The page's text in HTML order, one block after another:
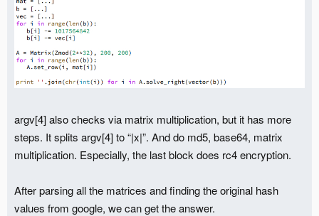
argv[4] also checks via matrix multiplication, but it has more
steps. It splits argv[4] to “|x|”. And do md5, base64, matrix
multiplication. Especially, the last block does rc4 encryption.
After parsing all the matrices and finding the original hash
values from google, we can get the answer.